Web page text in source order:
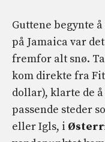
Guttene begynte
på Jamaica var
fremfor alt snø.
kom direkte fra
dollar), klarte de
passende steder
eller Igls, i